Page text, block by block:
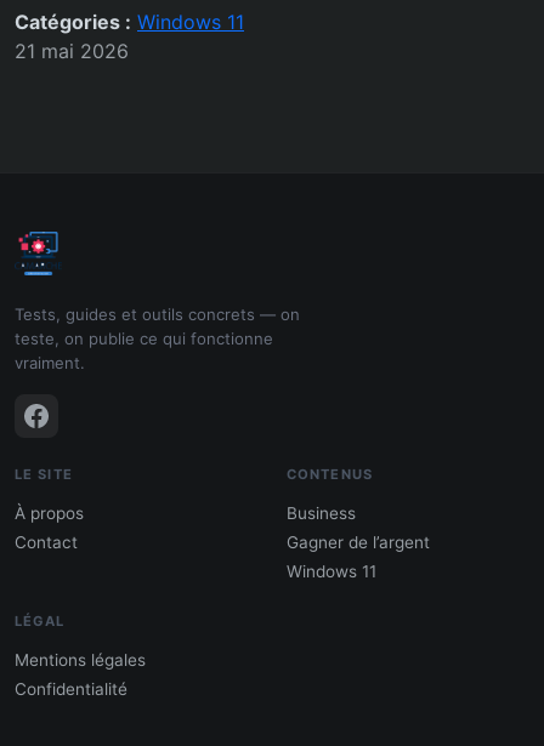
Catégories : Windows 11
21 mai 2026
Tests, guides et outils concrets — on
teste, on publie ce qui fonctionne
vraiment.
LE SITE
À propos
Contact
CONTENUS
Business
Gagner de l’argent
Windows 11
LÉGAL
Mentions légales
Confidentialité